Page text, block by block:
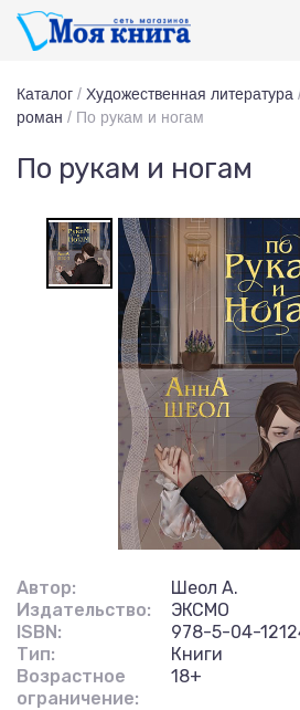
Каталог / Художественная литература
роман / По рукам и ногам
По рукам и ногам
Автор:
Шеол А.
Издательство:
ЭКСМО
ISBN:
978-5-04-
Тип:
Книги
Возрастное
ограничение:
18+